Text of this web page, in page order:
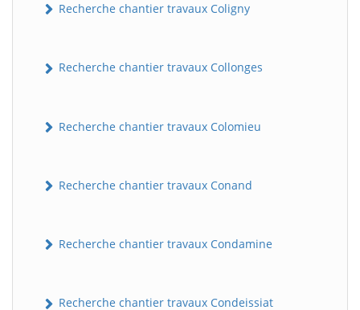
Recherche chantier travaux Coligny
Recherche chantier travaux Collonges
Recherche chantier travaux Colomieu
Recherche chantier travaux Conand
Recherche chantier travaux Condamine
Recherche chantier travaux Condeissiat
BatiWebPro